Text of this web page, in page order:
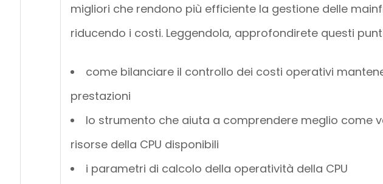
migliori che rendono più efficiente la gestione delle
riducendo i costi. Leggendola, approfondirete questi
come bilanciare il controllo dei costi operativi
prestazioni
lo strumento che aiuta a comprendere meglio come
risorse della CPU disponibili
i parametri di calcolo della operatività della CPU